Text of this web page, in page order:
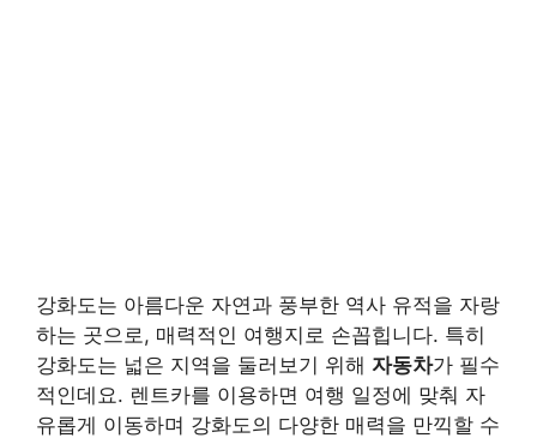
강화도는 아름다운 자연과 풍부한 역사 유적을 자랑
하는 곳으로, 매력적인 여행지로 손꼽힙니다. 특히
강화도는 넓은 지역을 둘러보기 위해 자동차가 필수
적인데요. 렌트카를 이용하면 여행 일정에 맞춰 자
유롭게 이동하며 강화도의 다양한 매력을 만끽할 수